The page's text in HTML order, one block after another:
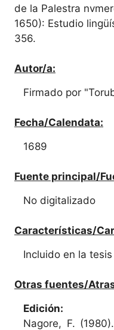
de la Palestra
1650): Estudio
356.
Autor/a:
Firmado por
Fecha/Calendata:
1689
Fuente principal/
No digitalizado
Características/
Incluido en la
Otras fuentes/
Edición:
Nagore, F.